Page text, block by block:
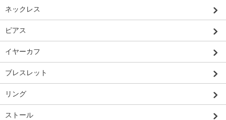
ネックレス
ピアス
イヤーカフ
ブレスレット
リング
ストール